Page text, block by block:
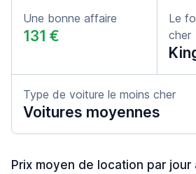
Une bonne affaire
131 €
Le
cher
Type de voiture le moins cher
Voitures moyennes
Prix moyen de location par jour